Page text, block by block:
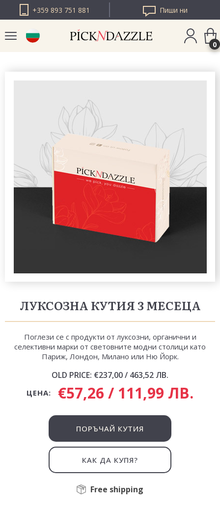
+359 893 751 881 Пиши ни
PICK N DAZZLE
ЕВРОПА
0
ЛУКСОЗНА КУТИЯ 3 МЕСЕЦА
Поглези се с продукти от луксозни, органични и
селективни марки от световните модни столици като
Париж, Лондон, Милано или Ню Йорк.
OLD PRICE: €237,00 / 463,52 ЛВ.
ЦЕНА: €57,26 / 111,99 ЛВ.
ПОРЪЧАЙ КУТИЯ
КАК ДА КУПЯ?
Free shipping